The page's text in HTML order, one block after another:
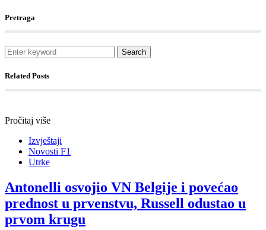
Pretraga
Search
Related Posts
Pročitaj više
Izvještaji
Novosti F1
Utrke
Antonelli osvojio VN Belgije i povećao
prednost u prvenstvu, Russell odustao u
prvom krugu